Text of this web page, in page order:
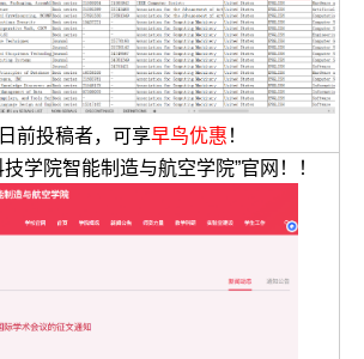
前投稿者，可享早鸟优惠 ！
学院智能制造与航空学院”官网！！